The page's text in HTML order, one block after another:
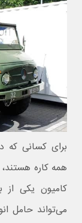
برای کسانی که
همه کاره
کامیون یکی از
می‌تواند حامل